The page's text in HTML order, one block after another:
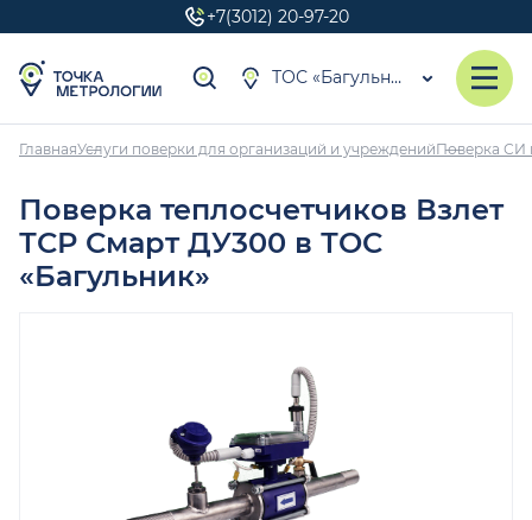
+7(3012) 20-97-20
ТОС «Багульник»
ГлавнаяУслуги поверки для организаций и учрежденийПоверка СИ
Поверка теплосчетчиков Взлет
ТСР Смарт ДУ300 в ТОС
«Багульник»